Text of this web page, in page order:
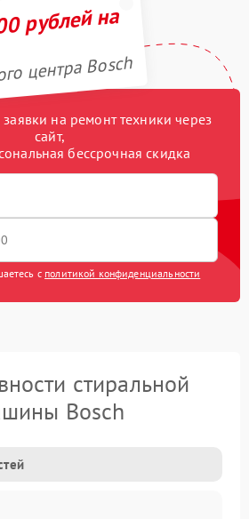
рублей на
центра Bosch
на ремонт техники через
сайт,
бессрочная скидка
с политикой конфиденциальности
стиральной
Bosch